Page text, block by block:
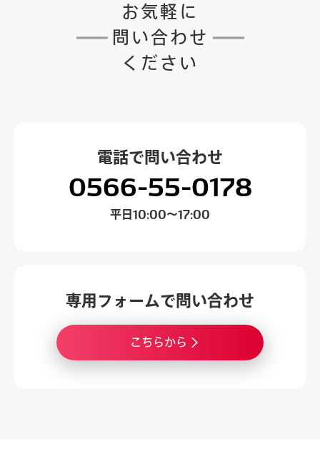
お気軽に
問い合わせ
ください
電話で 問い合わせ
0566-55-0178
平日 10:00～17:00
専用フォームで 問い合わせ
こちらから